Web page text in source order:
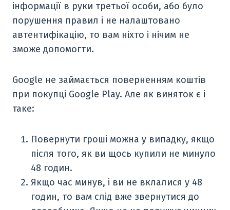
інформації в руки третьої особи, або було
порушення правил і не налаштовано
автентифікацію, то вам ніхто і нічим не
зможе допомогти.
Google не займається поверненням коштів
при покупці Google Play. Але як виняток є і
таке:
Повернути гроші можна у випадку, якщо
після того, як ви щось купили не минуло
48 годин.
Якщо час минув, і ви не вклалися у 48
годин, то вам слід вже звернутися до